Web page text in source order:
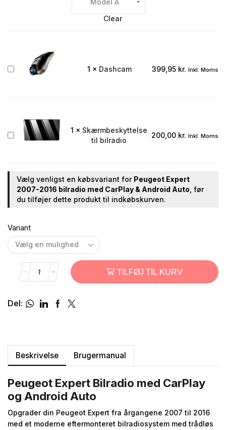
Clear
Dashcam 1 × Dashcam 399,95 kr. Inkl. Moms
Skærmbeskyttelse
1 × Skærmbeskyttelse
til bilradio
200,00 kr. Inkl. Moms
Vælg venligst en købsvariant for Peugeot Expert
2007-2016 bilradio med CarPlay & Android Auto , før
du tilføjer dette produkt til indkøbskurven.
Variant
TILFØJ TIL KURV
Del:
Beskrivelse Brugermanual
Peugeot Expert Bilradio med CarPlay
og Android Auto
Opgrader din Peugeot Expert fra årgangene 2007 til 2016
med et moderne eftermonteret bilradiosystem med trådløs